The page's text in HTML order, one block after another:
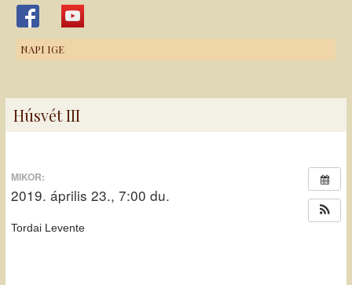
NAPI IGE
Húsvét III
MIKOR:
2019. április 23., 7:00 du.
Tordai Levente